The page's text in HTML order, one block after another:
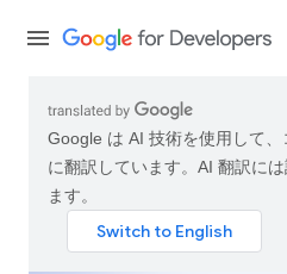
Google は AI 技術を使用して
に翻訳しています。AI 翻訳に
ます。